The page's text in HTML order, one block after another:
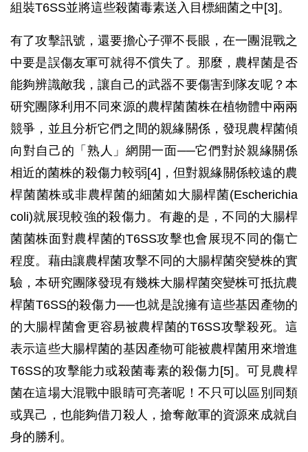
組裝T6SS並將這些殺菌毒素送入目標細菌之中[3]。
有了攻擊訊號，還要擔心子彈不長眼，在一團混戰之
中要是誤傷友軍可就得不償失了。那麼，農桿菌是否
能夠辨識敵我，讓自己的武器不要傷害到隊友呢？本
研究團隊利用不同來源的農桿菌菌株在植物體中兩兩
競爭，並且分析它們之間的親緣關係，發現農桿菌傾
向對自己的「熟人」網開一面──它們對於親緣關係
相近的菌株的殺傷力較弱[4]，但對親緣關係較遠的農
桿菌菌株或非農桿菌的細菌如大腸桿菌(Escherichia
coli)就展現較強的殺傷力。有趣的是，不同的大腸桿
菌菌株面對農桿菌的T6SS攻擊也會展現不同的傷亡
程度。藉由讓農桿菌攻擊不同的大腸桿菌突變株的實
驗，本研究團隊發現有幾株大腸桿菌突變株可抵抗農
桿菌T6SS的殺傷力──也就是說擁有這些基因產物的
的大腸桿菌會更容易被農桿菌的T6SS攻擊殺死。這
表示這些大腸桿菌的基因產物可能被農桿菌用來增進
T6SS的攻擊能力或殺菌毒素的殺傷力[5]。可見農桿
菌在這場大混戰中眼睛可亮著呢！不只可以區別同類
或異己，也能夠借刀殺人，搶奪敵軍的資源來成就自
身的勝利。